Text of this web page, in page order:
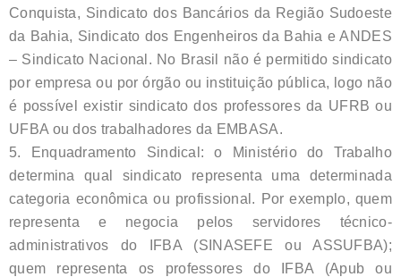
Conquista, Sindicato dos Bancários da Região Sudoeste
da Bahia, Sindicato dos Engenheiros da Bahia e ANDES
– Sindicato Nacional. No Brasil não é permitido sindicato
por empresa ou por órgão ou instituição pública, logo não
é possível existir sindicato dos professores da UFRB ou
UFBA ou dos trabalhadores da EMBASA.
5. Enquadramento Sindical: o Ministério do Trabalho
determina qual sindicato representa uma determinada
categoria econômica ou profissional. Por exemplo, quem
representa e negocia pelos servidores técnico-
administrativos do IFBA (SINASEFE ou ASSUFBA);
quem representa os professores do IFBA (Apub ou